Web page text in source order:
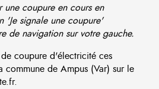
une coupure en cours en
'Je signale une coupure'
de navigation sur votre gauche.
coupure d'électricité ces
commune de Ampus (Var) sur le